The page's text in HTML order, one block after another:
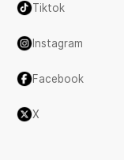
Tiktok
Instagram
Facebook
X